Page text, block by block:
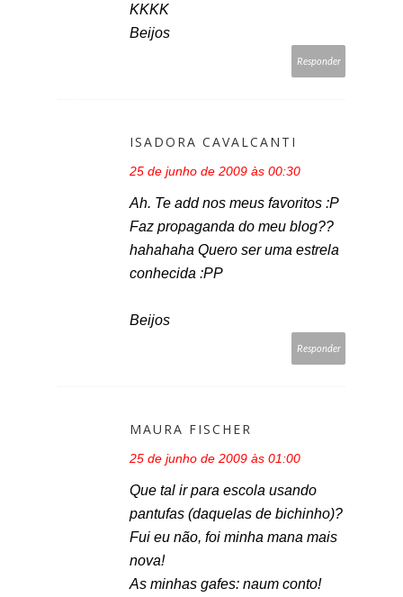
KKKK
Beijos
Responder
ISADORA CAVALCANTI
25 de junho de 2009 às 00:30
Ah. Te add nos meus favoritos :P
Faz propaganda do meu blog??
hahahaha Quero ser uma estrela
conhecida :PP
Beijos
Responder
MAURA FISCHER
25 de junho de 2009 às 01:00
Que tal ir para escola usando
pantufas (daquelas de bichinho)?
Fui eu não, foi minha mana mais
nova!
As minhas gafes: naum conto!